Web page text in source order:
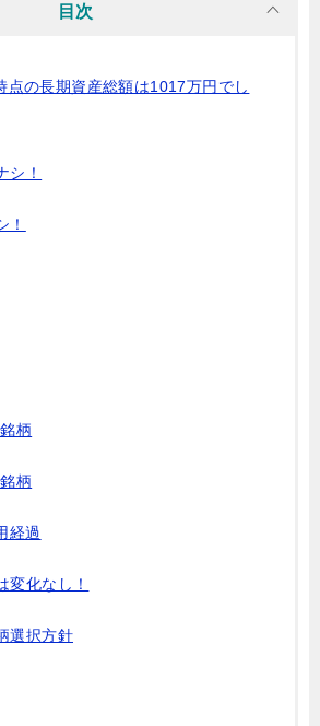
目次
点の長期資産総額は1017万円でし
シ！
！
柄
柄
経過
変化なし！
選択方針